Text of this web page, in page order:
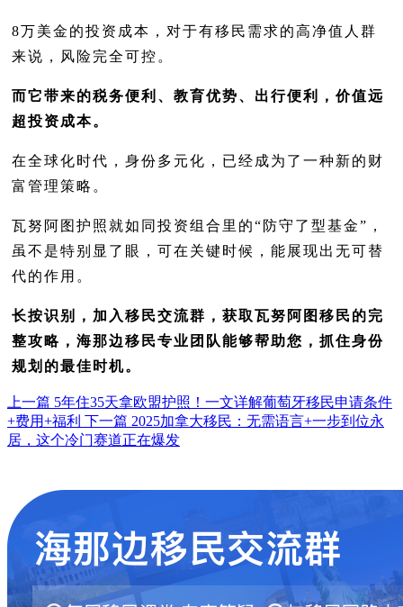
8万美金的投资成本，对于有移民需求的高净值人群
来说，风险完全可控。
而它带来的税务便利、教育优势、出行便利，价值远
超投资成本。
在全球化时代，身份多元化，已经成为了一种新的财
富管理策略。
瓦努阿图护照就如同投资组合里的“防守了型基金”，
虽不是特别显了眼，可在关键时候，能展现出无可替
代的作用。
长按识别，加入移民交流群，获取瓦努阿图移民的完
整攻略，海那边移民专业团队能够帮助您，抓住身份
规划的最佳时机。
上一篇 5年住35天拿欧盟护照！一文详解葡萄牙移民申请条件
+费用+福利 下一篇 2025加拿大移民：无需语言+一步到位永
居，这个冷门赛道正在爆发